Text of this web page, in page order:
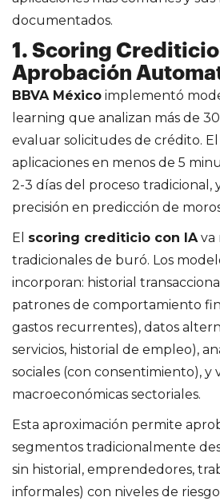
documentados.
1. Scoring
Aprobación
BBVA México implementó
learning que analizan más de
evaluar solicitudes de crédito. El
aplicaciones en menos de 5
2-3 días del proceso tradicional,
precisión en predicción de
El scoring crediticio con IA va
tradicionales de buró. Los
incorporan: historial
patrones de comportamiento
gastos recurrentes), datos
servicios, historial de empleo),
sociales (con consentimiento), y
macroeconómicas sectoriales.
Esta aproximación permite
segmentos tradicionalmente
sin historial, emprendedores,
informales) con niveles de